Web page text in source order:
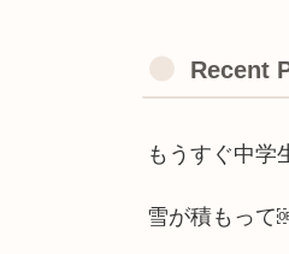
Recent
もうすぐ中
雪が積もっ